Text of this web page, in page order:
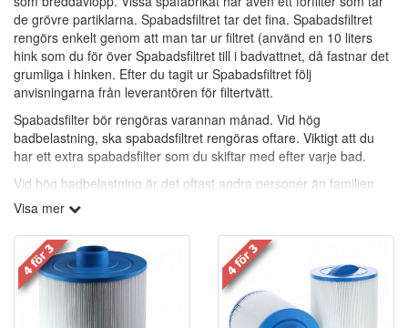
de grövre partiklarna. Spabadsfiltret tar det fina. Spabadsfiltret
rengörs enkelt genom att man tar ur filtret (använd en 10 liters
hink som du för över Spabadsfiltret till i badvattnet, då fastnar det
grumliga i hinken. Efter du tagit ur Spabadsfiltret följ
anvisningarna från leverantören för filtertvätt.
Spabadsfilter bör rengöras varannan månad. Vid hög
badbelastning, ska spabadsfiltret rengöras oftare. Viktigt att du
har ett extra spabadsfilter som du skiftar med efter varje bad.
Vid hög badbelastning är det oftast andra personer än familjen
som badar och de har en annan bakterieflora.
Viktigaste är att alla badande tvättar sig ordentligt före och efter
bad.
Rengöringsfria spabadsfilter:
(Vita med grå topp och botten.)
Visa mer